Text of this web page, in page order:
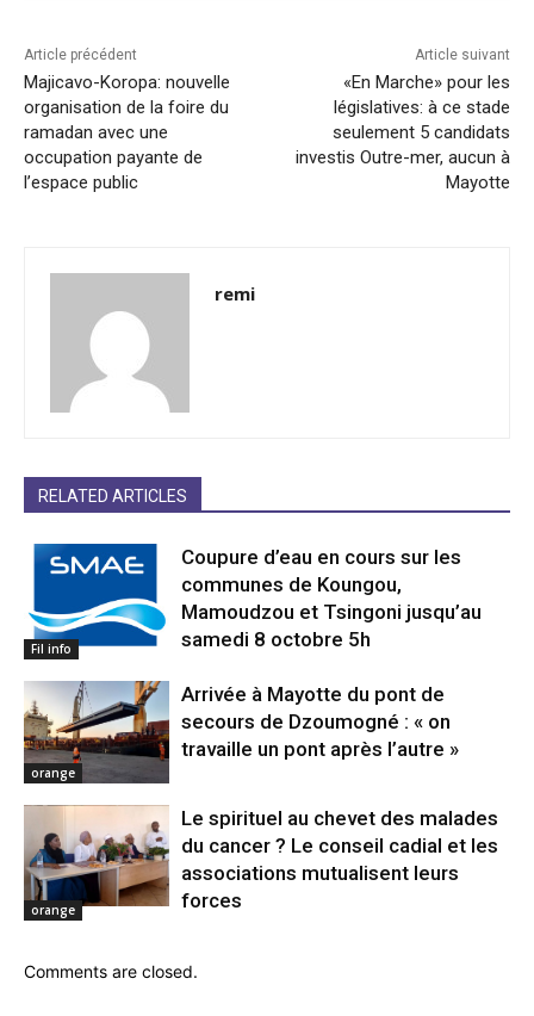
Article précédent
Majicavo-Koropa: nouvelle
organisation de la foire du
ramadan avec une
occupation payante de
l’espace public
Article suivant
«En Marche» pour les
législatives: à ce stade
seulement 5 candidats
investis Outre-mer, aucun à
Mayotte
remi
RELATED ARTICLES
Fil info
Coupure d’eau en cours sur les
communes de Koungou,
Mamoudzou et Tsingoni jusqu’au
samedi 8 octobre 5h
orange
Arrivée à Mayotte du pont de
secours de Dzoumogné : « on
travaille un pont après l’autre »
orange
Le spirituel au chevet des malades
du cancer ? Le conseil cadial et les
associations mutualisent leurs
forces
Comments are closed.